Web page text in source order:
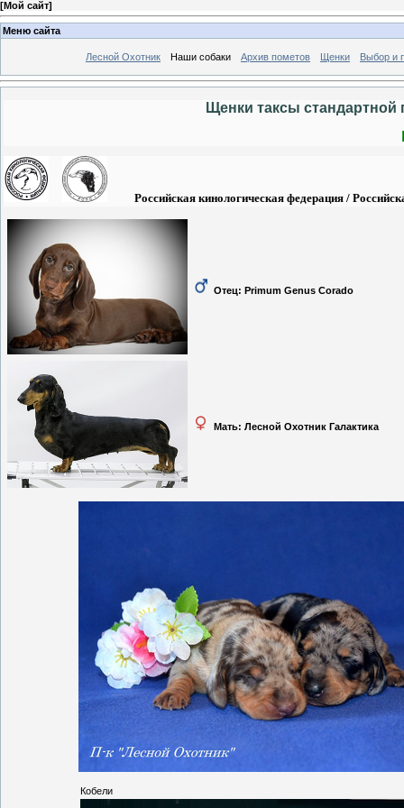
[Мой сайт]
Меню сайта
Лесной Охотник Наши собаки Архив пометов Щенки Выбор и
Щенки таксы стандартной
Российская кинологическая федерация /
Отец: Primum Genus Corado
Мать: Лесной Охотник Галактика
Кобели